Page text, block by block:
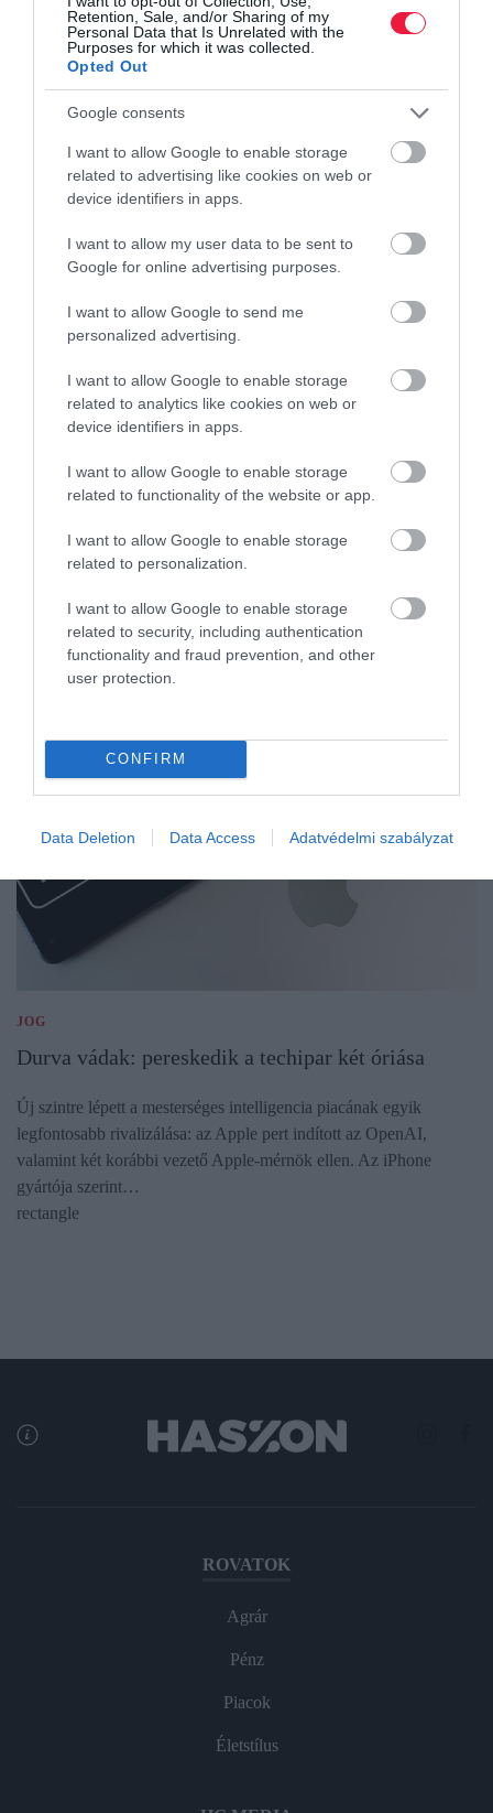
Retention, Sale, and/or Sharing of my
Personal Data that Is Unrelated with the
Purposes for which it was collected.
Opted Out
Google consents
I want to allow Google to enable storage
related to advertising like cookies on web or
device identifiers in apps.
I want to allow my user data to be sent to
Google for online advertising purposes.
I want to allow Google to send me
personalized advertising.
I want to allow Google to enable storage
related to analytics like cookies on web or
device identifiers in apps.
I want to allow Google to enable storage
related to functionality of the website or app.
I want to allow Google to enable storage
related to personalization.
I want to allow Google to enable storage
related to security, including authentication
functionality and fraud prevention, and other
user protection.
CONFIRM
Data Deletion Data Access Adatvédelmi szabályzat
PIACOK
Új kikötővel kerülné ki a Hormuzi-szorost Dubaj
Egyesült Arab Emírségek keleti partjára. A beruházással a vállalat
csökkentené függőségét a Hormuzi-szorostól, amelynek
JOG
Durva vádak: pereskedik a techipar két óriása
Új szintre lépett a mesterséges intelligencia piacának egyik
legfontosabb rivalizálása: az Apple pert indított az OpenAI,
valamint két korábbi vezető Apple-mérnök ellen. Az iPhone
gyártója szerint…
rectangle
ROVATOK
Agrár
Pénz
Piacok
Életstílus